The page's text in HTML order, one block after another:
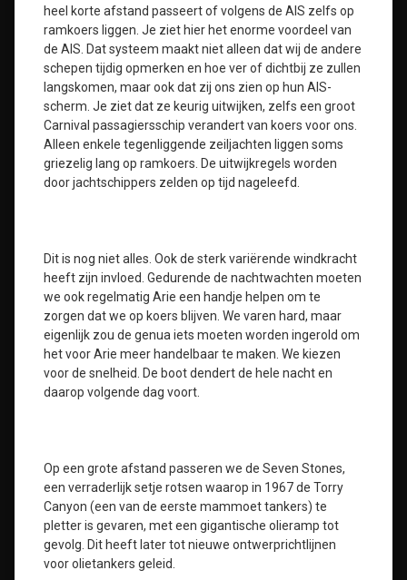
heel korte afstand passeert of volgens de AIS zelfs op
ramkoers liggen. Je ziet hier het enorme voordeel van
de AIS. Dat systeem maakt niet alleen dat wij de andere
schepen tijdig opmerken en hoe ver of dichtbij ze zullen
langskomen, maar ook dat zij ons zien op hun AIS-
scherm. Je ziet dat ze keurig uitwijken, zelfs een groot
Carnival passagiersschip verandert van koers voor ons.
Alleen enkele tegenliggende zeiljachten liggen soms
griezelig lang op ramkoers. De uitwijkregels worden
door jachtschippers zelden op tijd nageleefd.
Dit is nog niet alles. Ook de sterk variërende windkracht
heeft zijn invloed. Gedurende de nachtwachten moeten
we ook regelmatig Arie een handje helpen om te
zorgen dat we op koers blijven. We varen hard, maar
eigenlijk zou de genua iets moeten worden ingerold om
het voor Arie meer handelbaar te maken. We kiezen
voor de snelheid. De boot dendert de hele nacht en
daarop volgende dag voort.
Op een grote afstand passeren we de Seven Stones,
een verraderlijk setje rotsen waarop in 1967 de Torry
Canyon (een van de eerste mammoet tankers) te
pletter is gevaren, met een gigantische olieramp tot
gevolg. Dit heeft later tot nieuwe ontwerprichtlijnen
voor olietankers geleid.